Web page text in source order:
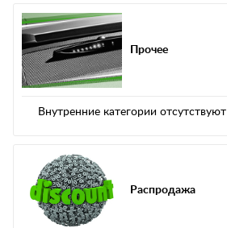
Прочее
Внутренние категории отсутствуют
Распродажа